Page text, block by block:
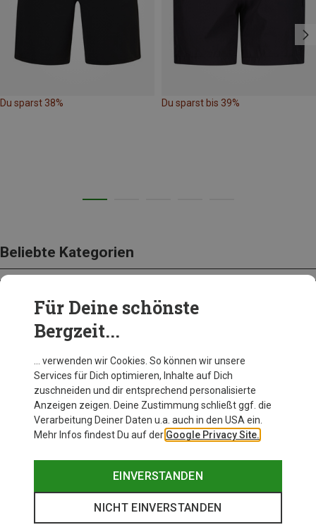
Du sparst 38% Du sparst bis 39%
Beliebte Kategorien
BEKLEIDUNG
Für Deine schönste
Bergzeit...
… verwenden wir Cookies. So können wir unsere
Services für Dich optimieren, Inhalte auf Dich
zuschneiden und dir entsprechend personalisierte
Anzeigen zeigen. Deine Zustimmung schließt ggf. die
Verarbeitung Deiner Daten u.a. auch in den USA ein.
Mehr Infos findest Du auf der Google Privacy Site.
EINVERSTANDEN
NICHT EINVERSTANDEN